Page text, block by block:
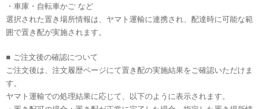
・車庫・自転車かご など
選択された置き場所情報は、ヤマト運輸に連携され、配達時に可能な範
囲で置き配が実施されます。
■ ご注文後の確認について
ご注文後は、注文履歴ページにて置き配の実施結果をご確認いただけま
す。
ヤマト運輸での処理結果に応じて、以下のように表示されます。